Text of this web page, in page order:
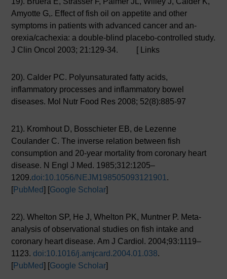
Amyotte G,. Effect of fish oil on appetite and other
symptoms in patients with advanced cancer and an-
orexia/cachexia: a double-blind placebo-controlled study.
J Clin Oncol 2003; 21:129-34. [ Links
20). Calder PC. Polyunsaturated fatty acids,
inflammatory processes and inflammatory bowel
diseases. Mol Nutr Food Res 2008; 52(8):885-97
21). Kromhout D, Bosschieter EB, de Lezenne
Coulander C. The inverse relation between fish
consumption and 20-year mortality from coronary heart
disease. N Engl J Med. 1985;312:1205–
1209.doi:10.1056/NEJM198505093121901 .
[PubMed] [Google Scholar]
22). Whelton SP, He J, Whelton PK, Muntner P. Meta-
analysis of observational studies on fish intake and
coronary heart disease. Am J Cardiol. 2004;93:1119–
1123. doi:10.1016/j.amjcard.2004.01.038.
[PubMed] [Google Scholar]